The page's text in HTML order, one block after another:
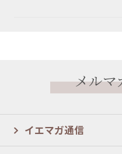
メルマ
イエマガ通信